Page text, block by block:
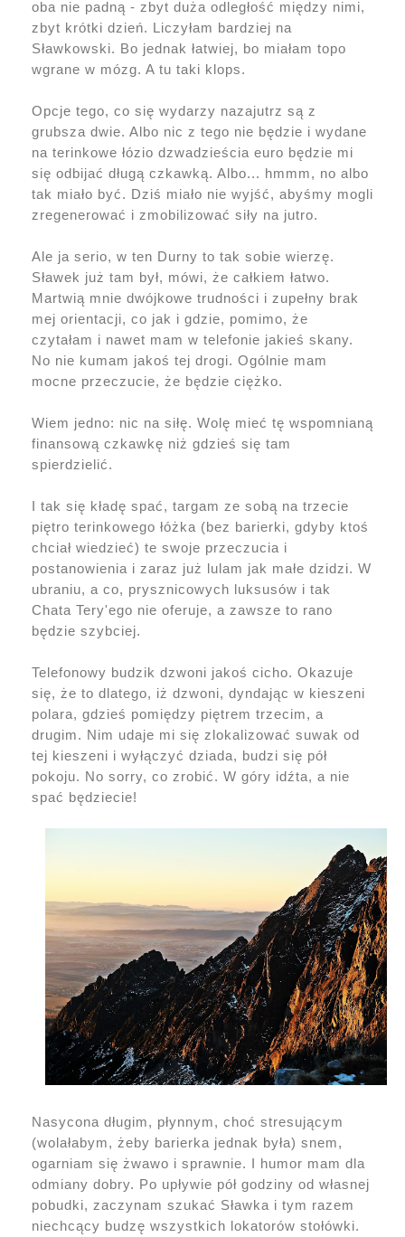
oba nie padną - zbyt duża odległość między nimi,
zbyt krótki dzień. Liczyłam bardziej na
Sławkowski. Bo jednak łatwiej, bo miałam topo
wgrane w mózg. A tu taki klops.
Opcje tego, co się wydarzy nazajutrz są z
grubsza dwie. Albo nic z tego nie będzie i wydane
na terinkowe łózio dzwadzieścia euro będzie mi
się odbijać długą czkawką. Albo... hmmm, no albo
tak miało być. Dziś miało nie wyjść, abyśmy mogli
zregenerować i zmobilizować siły na jutro.
Ale ja serio, w ten Durny to tak sobie wierzę.
Sławek już tam był, mówi, że całkiem łatwo.
Martwią mnie dwójkowe trudności i zupełny brak
mej orientacji, co jak i gdzie, pomimo, że
czytałam i nawet mam w telefonie jakieś skany.
No nie kumam jakoś tej drogi. Ogólnie mam
mocne przeczucie, że będzie ciężko.
Wiem jedno: nic na siłę. Wolę mieć tę wspomnianą
finansową czkawkę niż gdzieś się tam
spierdzielić.
I tak się kładę spać, targam ze sobą na trzecie
piętro terinkowego łóżka (bez barierki, gdyby ktoś
chciał wiedzieć) te swoje przeczucia i
postanowienia i zaraz już lulam jak małe dzidzi. W
ubraniu, a co, prysznicowych luksusów i tak
Chata Tery'ego nie oferuje, a zawsze to rano
będzie szybciej.
Telefonowy budzik dzwoni jakoś cicho. Okazuje
się, że to dlatego, iż dzwoni, dyndając w kieszeni
polara, gdzieś pomiędzy piętrem trzecim, a
drugim. Nim udaje mi się zlokalizować suwak od
tej kieszeni i wyłączyć dziada, budzi się pół
pokoju. No sorry, co zrobić. W góry idźta, a nie
spać będziecie!
Nasycona długim, płynnym, choć stresującym
(wolałabym, żeby barierka jednak była) snem,
ogarniam się żwawo i sprawnie. I humor mam dla
odmiany dobry. Po upływie pół godziny od własnej
pobudki, zaczynam szukać Sławka i tym razem
niechcący budzę wszystkich lokatorów stołówki.